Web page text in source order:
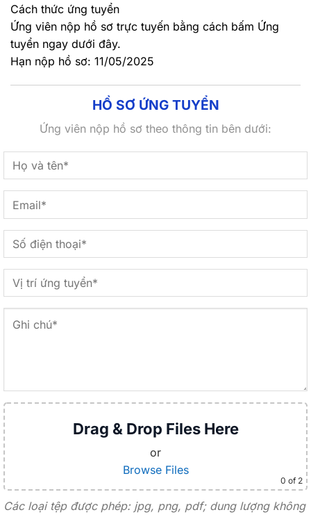
Cách thức ứng tuyển
Ứng viên nộp hồ sơ trực tuyến bằng cách bấm Ứng
tuyển ngay dưới đây.
Hạn nộp hồ sơ: 11/05/2025
HỒ SƠ ỨNG TUYỂN
Ứng viên nộp hồ sơ theo thông tin bên dưới:
Drag & Drop Files Here
or
Browse Files
0 of 2
Các loại tệp được phép: jpg, png, pdf; dung lượng không